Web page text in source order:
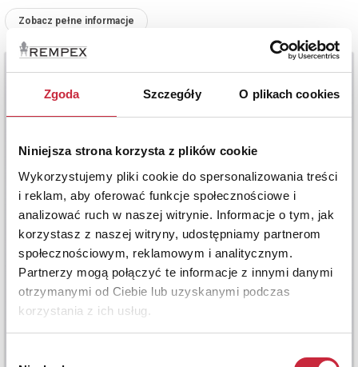
Zgoda Szczegóły O plikach cookies
Niniejsza strona korzysta z plików cookie
Wykorzystujemy pliki cookie do spersonalizowania treści
i reklam, aby oferować funkcje społecznościowe i
analizować ruch w naszej witrynie. Informacje o tym, jak
korzystasz z naszej witryny, udostępniamy partnerom
społecznościowym, reklamowym i analitycznym.
Partnerzy mogą połączyć te informacje z innymi danymi
otrzymanymi od Ciebie lub uzyskanymi podczas
korzystania z ich usług.
Zobacz pełne informacje